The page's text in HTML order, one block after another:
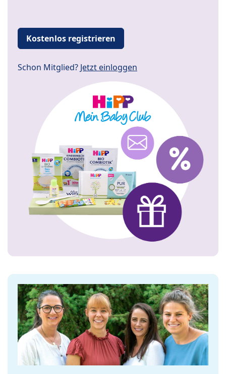
Kostenlos registrieren
Schon Mitglied? Jetzt einloggen